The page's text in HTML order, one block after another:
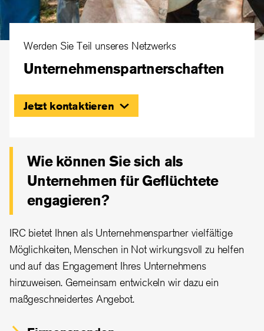
Werden Sie Teil unseres Netzwerks
Unternehmenspartnerschaften
Jetzt kontaktieren
Wie können Sie sich als
Unternehmen für Geflüchtete
engagieren?
IRC bietet Ihnen als Unternehmenspartner vielfältige
Möglichkeiten, Menschen in Not wirkungsvoll zu helfen
und auf das Engagement Ihres Unternehmens
hinzuweisen. Gemeinsam entwickeln wir dazu ein
maßgeschneidertes Angebot.